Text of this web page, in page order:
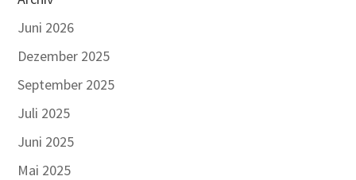
Juni 2026
Dezember 2025
September 2025
Juli 2025
Juni 2025
Mai 2025